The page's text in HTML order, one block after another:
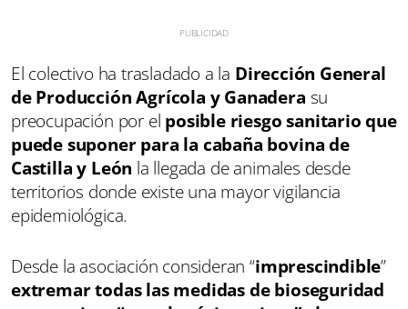
El colectivo ha trasladado a la Dirección General
de Producción Agrícola y Ganadera su
preocupación por el posible riesgo sanitario que
puede suponer para la cabaña bovina de
Castilla y León la llegada de animales desde
territorios donde existe una mayor vigilancia
epidemiológica.
Desde la asociación consideran “imprescindible”
extremar todas las medidas de bioseguridad